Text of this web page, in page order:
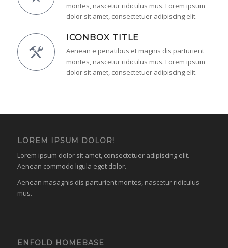
montes, nascetur ridiculus mus. Lorem ipsum
dolor sit amet, consectetuer adipiscing elit.
ICONBOX TITLE
Aenean e penatibus et magnis dis parturient
montes, nascetur ridiculus mus. Lorem ipsum
dolor sit amet, consectetuer adipiscing elit.
LOREM IPSUM DOLOR!
Lorem ipsum dolor sit amet, consectetuer adipiscing elit.
Aenean commodo ligula eget dolor.
Aenean masagnis dis parturient montes, nascetur ridiculus
mus.
ENFOLD HOMEBASE